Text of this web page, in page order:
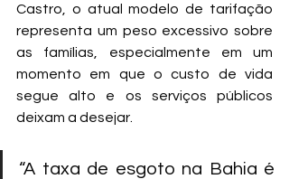
Castro, o atual modelo de tarifação
representa um peso excessivo sobre
as famílias, especialmente em um
momento em que o custo de vida
segue alto e os serviços públicos
deixam a desejar.
“A taxa de esgoto na Bahia é